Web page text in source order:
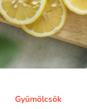
Gyümölcsök